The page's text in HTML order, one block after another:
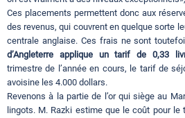
Ces placements permettent donc aux
des revenus, qui couvrent en quelque sorte
centrale anglaise. Ces frais ne sont
d’Angleterre applique un tarif de 0,33
trimestre de l’année en cours, le tarif de
avoisine les 4.000 dollars.
Revenons à la partie de l’or qui siège au
lingots. M. Razki estime que le coût pour